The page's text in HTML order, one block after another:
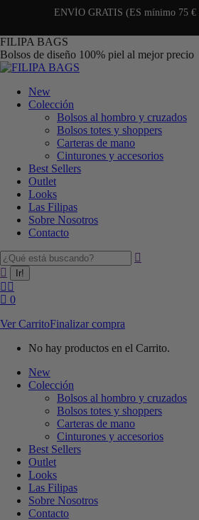
ENVÍO GRATIS (ES mínimo 75 €
FILIPA BAGS
Bolsos de diseño 100% piel al mejor precio
New
Colección
Bolsos al hombro y cruzados
Bolsos totes y shoppers
Carteras de mano
Cinturones y accesorios
Best Sellers
Outlet
Looks
Las Filipas
Sobre Nosotros
Contacto
0
Ver CarritoFinalizar compra
No hay productos en el Carrito.
New
Colección
Bolsos al hombro y cruzados
Bolsos totes y shoppers
Carteras de mano
Cinturones y accesorios
Best Sellers
Outlet
Looks
Las Filipas
Sobre Nosotros
Contacto